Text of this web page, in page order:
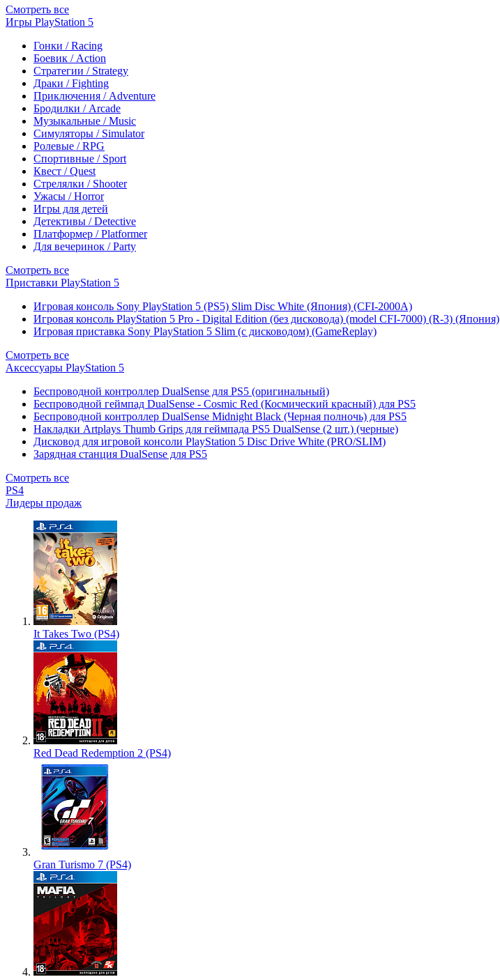
Смотреть все
Игры PlayStation 5
Гонки / Racing
Боевик / Action
Стратегии / Strategy
Драки / Fighting
Приключения / Adventure
Бродилки / Arcade
Музыкальные / Music
Симуляторы / Simulator
Ролевые / RPG
Спортивные / Sport
Квест / Quest
Стрелялки / Shooter
Ужасы / Horror
Игры для детей
Детективы / Detective
Платформер / Platformer
Для вечеринок / Party
Смотреть все
Приставки PlayStation 5
Игровая консоль Sony PlayStation 5 (PS5) Slim Disc White (Япония) (CFI-2000A)
Игровая консоль PlayStation 5 Pro - Digital Edition (без дисковода) (model CFI-7000) (R-3) (Япония)
Игровая приставка Sony PlayStation 5 Slim (с дисководом) (GameReplay)
Смотреть все
Аксессуары PlayStation 5
Беспроводной контроллер DualSense для PS5 (оригинальный)
Беспроводной геймпад DualSense - Cosmic Red (Космический красный) для PS5
Беспроводной контроллер DualSense Midnight Black (Черная полночь) для PS5
Накладки Artplays Thumb Grips для геймпада PS5 DualSense (2 шт.) (черные)
Дисковод для игровой консоли PlayStation 5 Disc Drive White (PRO/SLIM)
Зарядная станция DualSense для PS5
Смотреть все
PS4
Лидеры продаж
It Takes Two (PS4)
Red Dead Redemption 2 (PS4)
Gran Turismo 7 (PS4)